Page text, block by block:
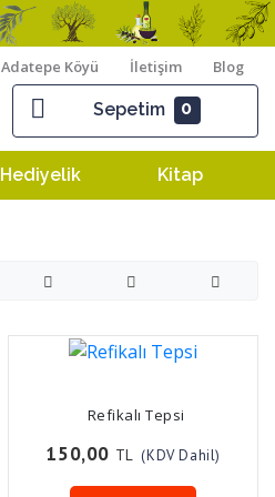
Adatepe Köyü İletişim Blog
Sepetim 0
Hediyelik Kitap
Refikalı Tepsi
150,00 TL (KDV Dahil)